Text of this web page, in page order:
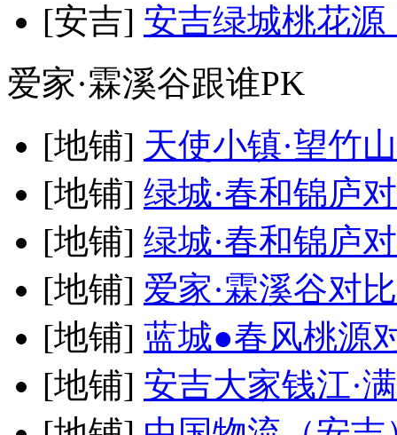
[安吉] 安吉绿城桃花
爱家·霖溪谷跟谁PK
[地铺] 天使小镇·望竹
[地铺] 绿城·春和锦庐
[地铺] 绿城·春和锦庐
[地铺] 爱家·霖溪谷对比
[地铺] 蓝城●春风桃源
[地铺] 安吉大家钱江·